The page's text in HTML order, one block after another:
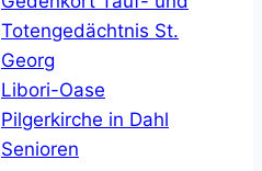
Totengedächtnis St.
Georg
Libori-Oase
Pilgerkirche in Dahl
Senioren